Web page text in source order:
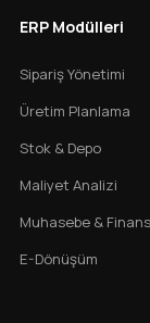
ERP Modülleri
Sipariş Yönetimi
Üretim Planlama
Stok & Depo
Maliyet Analizi
Muhasebe & Finans
E-Dönüşüm